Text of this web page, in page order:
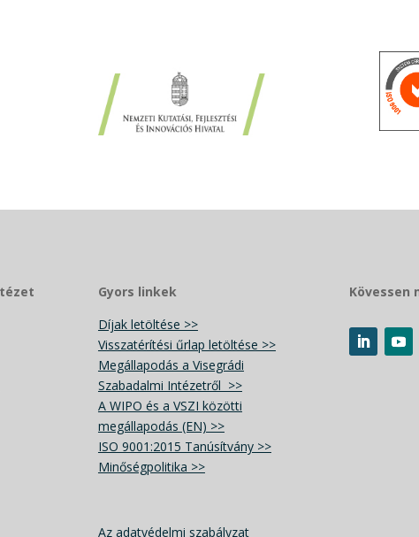
Gyors linkek
Díjak letöltése >>
Visszatérítési űrlap letöltése >>
Megállapodás a Visegrádi
Szabadalmi Intézetről >>
A WIPO és a VSZI közötti
megállapodás (EN) >>
ISO 9001:2015 Tanúsítvány >>
Minőségpolitika >>
Az adatvédelmi szabályzat
Kövessen